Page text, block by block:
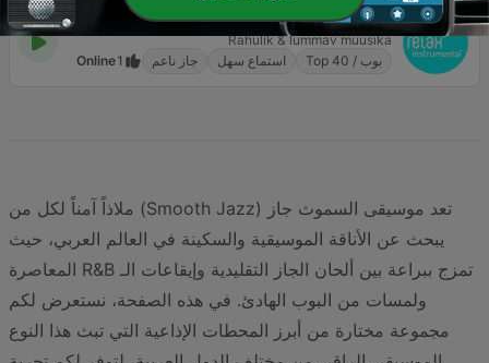
Relax Instrumental
Rahulik & lummav muusika
بوب / Top 40
استماع سهل جاز ناعم 1
Online
تعد موسيقى السموث جاز (Smooth Jazz) ملاذاً آمناً لكل من
يبحث عن الأناقة الموسيقية والسكينة في العالم العربي، حيث
تمزج ببراعة بين ألحان الجاز التقليدية وإيقاعات الـ R&B المعاصرة
ولمسات من البوب الهادئ. في هذه الصفحة، نستعرض لكم
مجموعة مختارة من أبرز المحطات الإذاعية التي تبث هذا النوع